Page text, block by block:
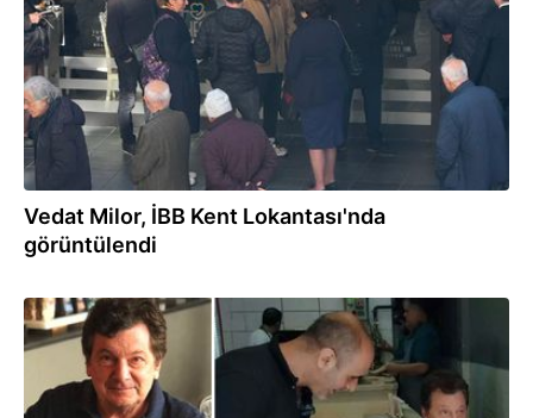
Vedat Milor, İBB Kent Lokantası'nda
görüntülendi
04.12.2024